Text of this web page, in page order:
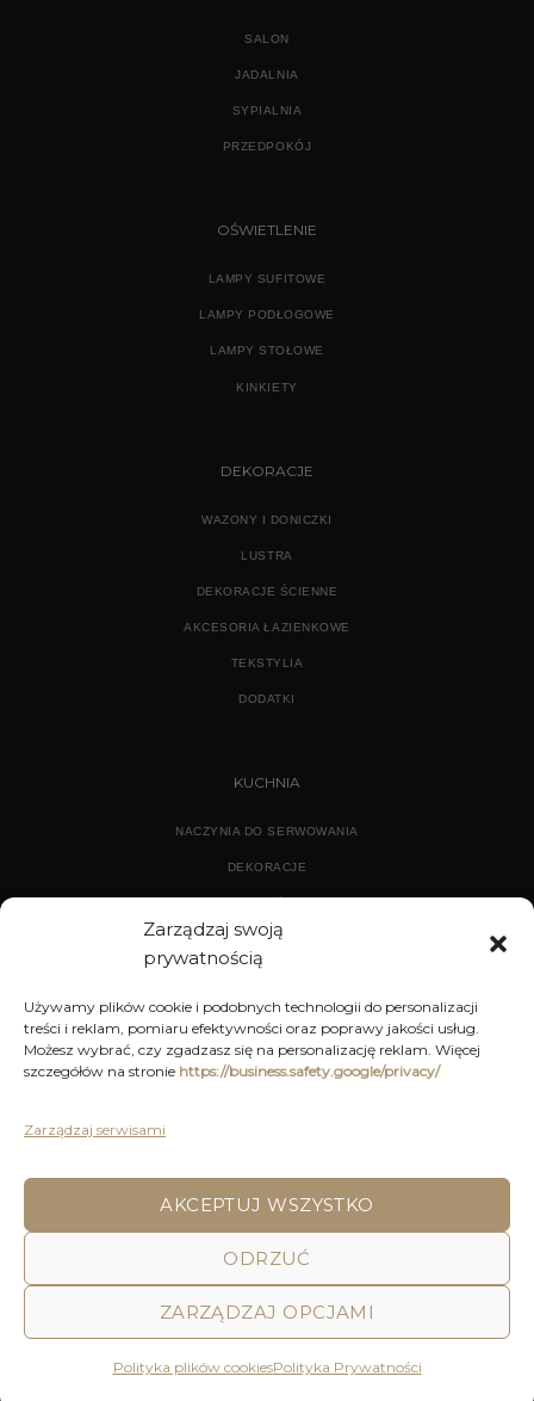
Zarządzaj swoją
prywatnością
Używamy plików cookie i podobnych technologii do personalizacji
treści i reklam, pomiaru efektywności oraz poprawy jakości usług.
Możesz wybrać, czy zgadzasz się na personalizację reklam. Więcej
szczegółów na stronie https://business.safety.google/privacy/
Zarządzaj serwisami
AKCEPTUJ WSZYSTKO
ODRZUĆ
ZARZĄDZAJ OPCJAMI
Polityka plików cookiesPolityka Prywatności
SALON
JADALNIA
SYPIALNIA
PRZEDPOKÓJ
OŚWIETLENIE
LAMPY SUFITOWE
LAMPY PODŁOGOWE
LAMPY STOŁOWE
KINKIETY
DEKORACJE
WAZONY I DONICZKI
LUSTRA
DEKORACJE ŚCIENNE
AKCESORIA ŁAZIENKOWE
TEKSTYLIA
DODATKI
KUCHNIA
NACZYNIA DO SERWOWANIA
DEKORACJE
DEKORACJE
KUCHNIA
POLITYKA PRYWATNOŚCI
REGULAMIN SKLEPU ON-LINE
DECOR AND YOU
Decor & You | Home Decorations | Home Accessories |
Shark Media